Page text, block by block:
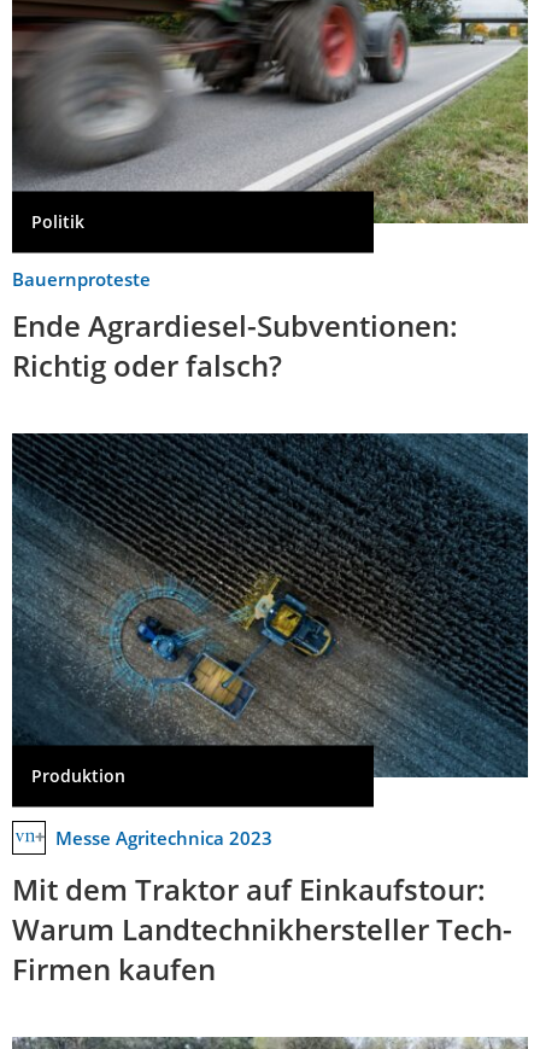
Politik
Bauernproteste
Ende Agrardiesel-Subventionen:
Richtig oder falsch?
Produktion
Messe Agritechnica 2023
Mit dem Traktor auf Einkaufstour:
Warum Landtechnikhersteller Tech-
Firmen kaufen